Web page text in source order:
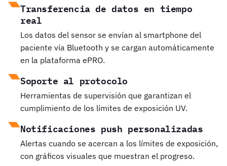
Transferencia de datos en tiempo
real
Los datos del sensor se envían al smartphone del
paciente vía Bluetooth y se cargan automáticamente
en la plataforma ePRO.
Soporte al protocolo
Herramientas de supervisión que garantizan el
cumplimiento de los límites de exposición UV.
Notificaciones push personalizadas
Alertas cuando se acercan a los límites de exposición,
con gráficos visuales que muestran el progreso.